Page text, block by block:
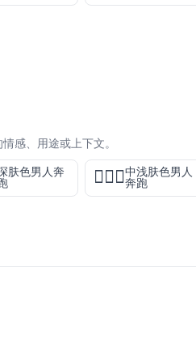
感、用途或上下文。
肤色男人奔
🏃🏼‍♂️中浅肤色男人
奔跑